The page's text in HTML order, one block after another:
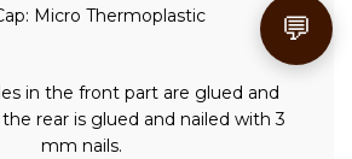
Micro Thermoplastic
in the front part are glued and
rear is glued and nailed with 3
mm nails.
💬